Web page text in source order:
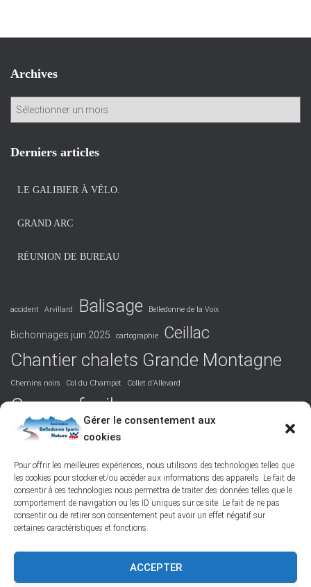
Gérer le consentement aux
cookies
Pour offrir les meilleures expériences, nous utilisons des technologies telles que
les cookies pour stocker et/ou accéder aux informations des appareils. Le fait de
consentir à ces technologies nous permettra de traiter des données telles que le
comportement de navigation ou les ID uniques sur ce site. Le fait de ne pas
consentir ou de retirer son consentement peut avoir un effet négatif sur
certaines caractéristiques et fonctions.
ACCEPTER
Archives
h
Derniers articles
LE GALIBIER À VÉLO.
GRAND ARC
RÉUNION DE BUREAU
accident Arvillard Balisage Belledonne de la Voix
Bichonnages juin 2025 cartographie Ceillac
Chantier chalets Grande Montagne
Chemins noirs Col du Champet Collet d'Allevard
Course facile
Grandiose Hurtières Isère
Maurienne Nord-Belledonne orientation Picos de Europa Podcast
Poésie randonnée responsabilité
Réchauffement climatique
Saint-Colomban-des-Villards
ski de randonnée
St François Longchamp
Tôle ondulée
Vallée des Belleville Vie de l'association